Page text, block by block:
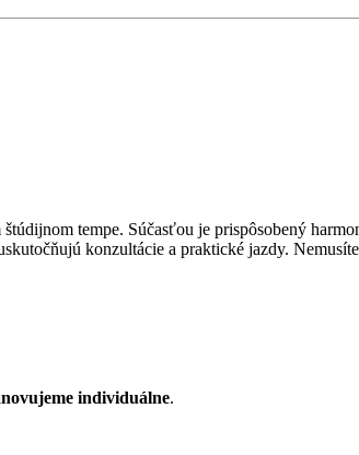
tempe. Súčasťou je prispôsobený
konzultácie a praktické jazdy.
individuálne.